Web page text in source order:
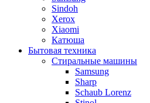
Sindoh
Xerox
Xiaomi
Катюша
Бытовая техника
Стиральные машины
Samsung
Sharp
Schaub Lorenz